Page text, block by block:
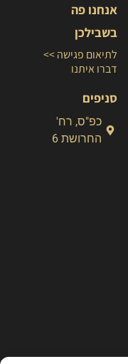
אנחנו פה
בשבילכן
לתיאום פגישה >>
דברו איתנו
סניפים
כפ"ס, רח'
החרושת 6